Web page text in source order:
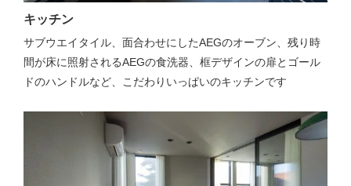
キッチン
サブウエイタイル、面合わせにしたAEGのオーブン、残り時
間が床に照射されるAEGの食洗器、框デザインの扉とゴール
ドのハンドルなど、こだわりいっぱいのキッチンです